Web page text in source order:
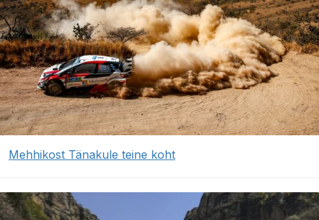
Mehhikost Tänakule teine koht